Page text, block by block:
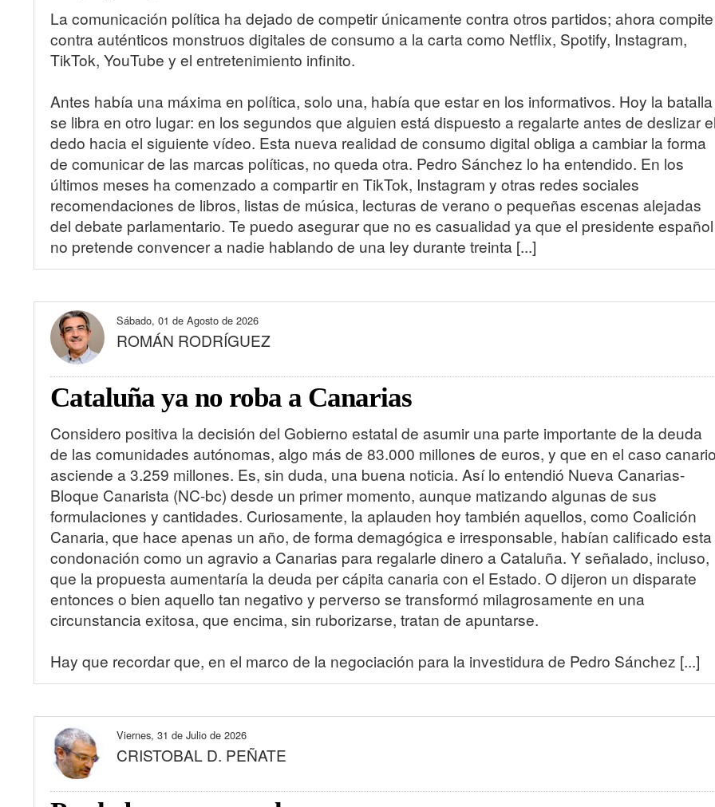
La comunicación política ha dejado de competir únicamente contra otros partidos; ahora compite
contra auténticos monstruos digitales de consumo a la carta como Netflix, Spotify, Instagram,
TikTok, YouTube y el entretenimiento infinito.
Antes había una máxima en política, solo una, había que estar en los informativos. Hoy la batalla
se libra en otro lugar: en los segundos que alguien está dispuesto a regalarte antes de deslizar
dedo hacia el siguiente vídeo. Esta nueva realidad de consumo digital obliga a cambiar la forma
de comunicar de las marcas políticas, no queda otra. Pedro Sánchez lo ha entendido. En los
últimos meses ha comenzado a compartir en TikTok, Instagram y otras redes sociales
recomendaciones de libros, listas de música, lecturas de verano o pequeñas escenas alejadas
del debate parlamentario. Te puedo asegurar que no es casualidad ya que el presidente español
no pretende convencer a nadie hablando de una ley durante treinta [...]
Sábado, 01 de Agosto de 2026
ROMÁN RODRÍGUEZ
Cataluña ya no roba a Canarias
Considero positiva la decisión del Gobierno estatal de asumir una parte importante de la deuda
de las comunidades autónomas, algo más de 83.000 millones de euros, y que en el caso
asciende a 3.259 millones. Es, sin duda, una buena noticia. Así lo entendió Nueva Canarias-
Bloque Canarista (NC-bc) desde un primer momento, aunque matizando algunas de sus
formulaciones y cantidades. Curiosamente, la aplauden hoy también aquellos, como Coalición
Canaria, que hace apenas un año, de forma demagógica e irresponsable, habían calificado esta
condonación como un agravio a Canarias para regalarle dinero a Cataluña. Y señalado, incluso,
que la propuesta aumentaría la deuda per cápita canaria con el Estado. O dijeron un disparate
entonces o bien aquello tan negativo y perverso se transformó milagrosamente en una
circunstancia exitosa, que encima, sin ruborizarse, tratan de apuntarse.
Hay que recordar que, en el marco de la negociación para la investidura de Pedro Sánchez [...]
Viernes, 31 de Julio de 2026
CRISTOBAL D. PEÑATE